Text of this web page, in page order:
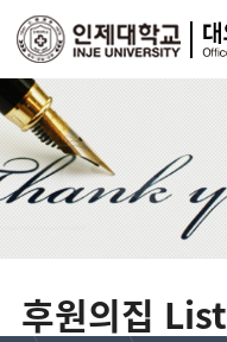
후원의집 List